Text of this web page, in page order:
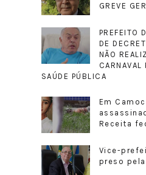
GREVE
PREFEITO
DE
NÃO
CARNAVAL
SAÚDE PÚBLICA
Em
Receita
Vice-
preso